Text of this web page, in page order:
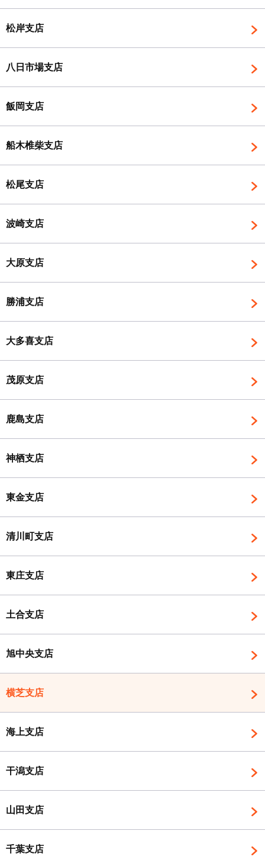
松岸支店
八日市場支店
飯岡支店
船木椎柴支店
松尾支店
波崎支店
大原支店
勝浦支店
大多喜支店
茂原支店
鹿島支店
神栖支店
東金支店
清川町支店
東庄支店
土合支店
旭中央支店
横芝支店
海上支店
干潟支店
山田支店
千葉支店